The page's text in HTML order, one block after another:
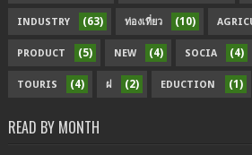
INDUSTRY (63) ท่องเที่ยว (10)
PRODUCT (5) NEW (4) SOCIA (4)
TOURIS (4) ฝ (2) EDUCTION (1)
READ BY MONTH